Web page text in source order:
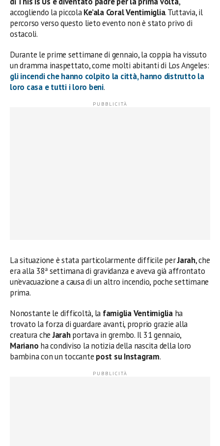
accogliendo la piccolaKe’ala Coral Ventimiglia. Tuttavia, il
percorso verso questo lieto evento non è stato privo di
ostacoli.
Durante le prime settimane di gennaio, la coppia ha vissuto
un dramma inaspettato, come molti abitanti di Los Angeles:
gli incendi che hanno colpito la città, hanno distrutto la
loro casa e tutti i loro beni.
La situazione è stata particolarmente difficile perJarah, che
era alla 38ª settimana di gravidanza e aveva già affrontato
un’evacuazione a causa di un altro incendio, poche settimane
prima.
Nonostante le difficoltà, la famiglia Ventimigliaha
trovato la forza di guardare avanti, proprio grazie alla
creatura cheJarahportava in grembo. Il 31 gennaio,
Mariano ha condiviso la notizia della nascita della loro
bambina con un toccante post su Instagram.